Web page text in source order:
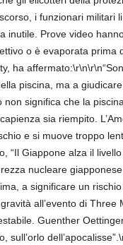
i funzionari militari
inutile. Prove video
o è evaporata prima
ha
piscina, ma a
significa che la
sia riempito.
e si muove troppo
“Il Giappone alza il livello
nucleare
a significare un
all’evento di
Guenther
sull’orlo